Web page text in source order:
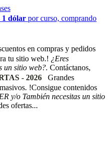
1 dólar por curso, comprando
en compras y pedidos
tu sitio web.! ¿Eres
un sitio web?. Contáctanos,
- 2026
Grandes
!Consigue contenidos
y/o También necesitas un sitio
ofertas...